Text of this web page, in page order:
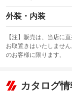
エアバッグ：運転
：装備あり
：装備あり
サンルーフ
：装備あり
リフトアップ
：装備なし
外装・内装
カーナビ：SDナビ
：装備あり
TV：フルセグ
：装備あり
ビジュアル：-／
：装備あり
【注】販売は、当店に
お取置きはいたしませ
のお客様に限ります。
カタログ